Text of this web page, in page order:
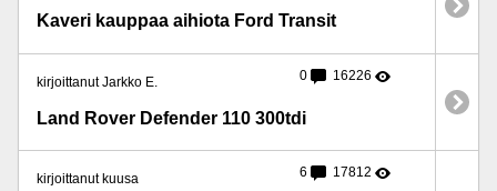
Kaveri kauppaa aihiota Ford Transit
kirjoittanut Jarkko E. 0 16226
Land Rover Defender 110 300tdi
kirjoittanut kuusa 6 17812